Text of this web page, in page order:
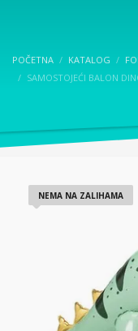
POČETNA KATALOG
SAMOSTOJEĆI BALON
NEMA NA ZALIHAMA